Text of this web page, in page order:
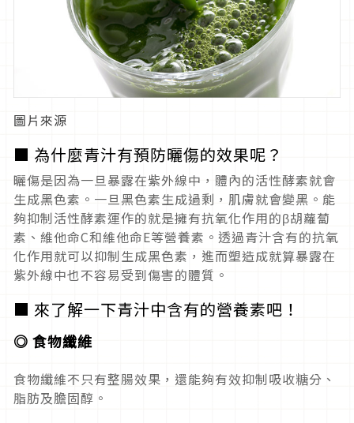
圖片來源
■ 為什麼青汁有預防曬傷的效果呢？
曬傷是因為一旦暴露在紫外線中，體內的活性酵素就會
生成黑色素。一旦黑色素生成過剩，肌膚就會變黑。能
夠抑制活性酵素運作的就是擁有抗氧化作用的β胡蘿蔔
素、維他命C和維他命E等營養素。透過青汁含有的抗氧
化作用就可以抑制生成黑色素，進而塑造成就算暴露在
紫外線中也不容易受到傷害的體質。
■ 來了解一下青汁中含有的營養素吧！
◎ 食物纖維
食物纖維不只有整腸效果，還能夠有效抑制吸收糖分、
脂肪及膽固醇。